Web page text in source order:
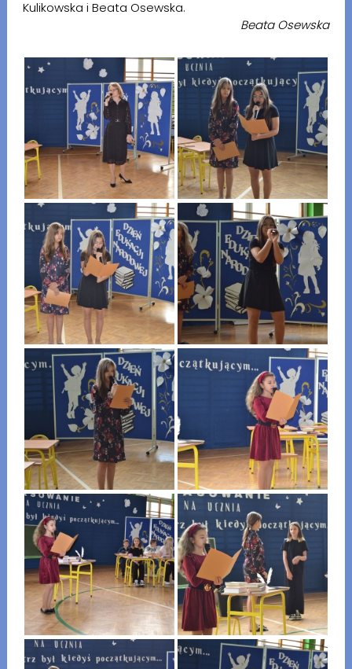
Kulikowska i Beata Osewska.
Beata Osewska